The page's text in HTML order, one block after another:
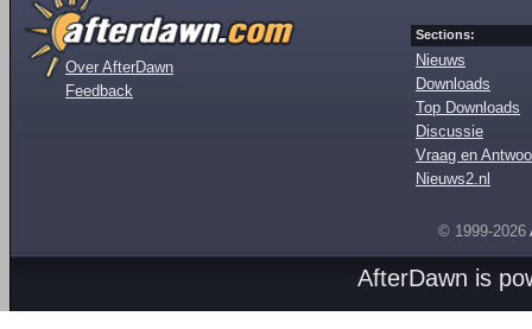
Over AfterDawn
Feedback
Sections:
Nieuws
Downloads
Top Downloads
Discussie
Vraag en
Nieuws2.nl
© 1999-2026
AfterDawn is